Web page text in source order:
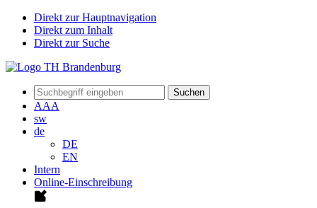
Direkt zur Hauptnavigation
Direkt zum Inhalt
Direkt zur Suche
Suchen
AAA
sw
de
DE
EN
Intern
Online-Einschreibung